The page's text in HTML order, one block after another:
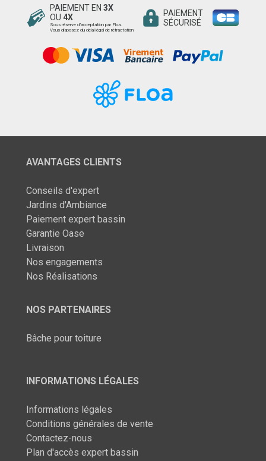
PAIEMENT EN 3X
OU 4X
Sous réserve d’acceptation par Floa.
Vous disposez du délai légal de rétractation
PAIEMENT
SÉCURISÉ
AVANTAGES CLIENTS
Conseils d'expert
Jardins d'Ambiance
Paiement expert bassin
Garantie Oase
Livraison
Nos engagements
Nos Réalisations
NOS PARTENAIRES
Bâche pour toiture
INFORMATIONS LÉGALES
Informations légales
Conditions générales de vente
Contactez-nous
Plan d'accès expert bassin